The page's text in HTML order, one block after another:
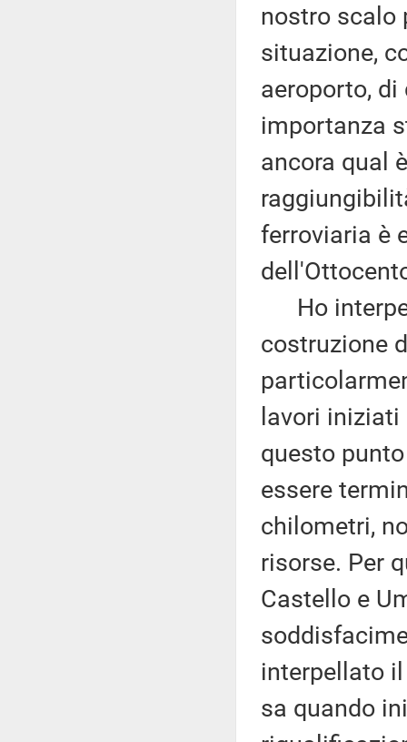
nostro scalo
situazione,
aeroporto,
importanza
ancora qual
ferroviaria è
Ho
costruzione
lavori
questo
essere
chilometri,
risorse. Per
Castello e
interpellato
sa quando